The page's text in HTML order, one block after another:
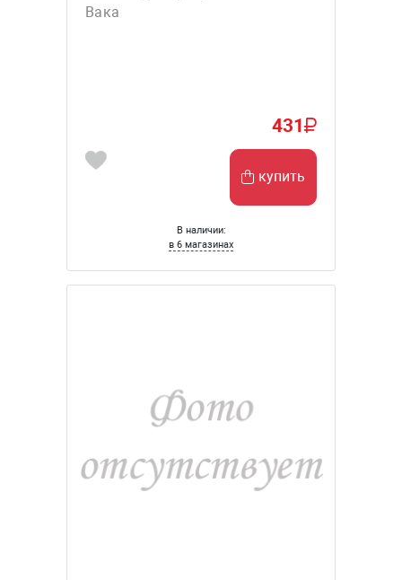
Вака
431
купить
В наличии:
в 6 магазинах